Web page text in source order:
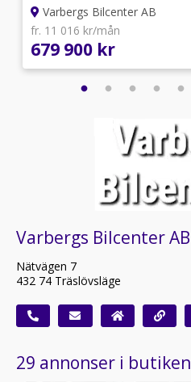
Varbergs Bilcenter AB
fr. 11 016 kr/mån
679 900 kr
Varbergs Bilcenter AB
Nätvägen 7
432 74 Träslövsläge
29 annonser i butiken